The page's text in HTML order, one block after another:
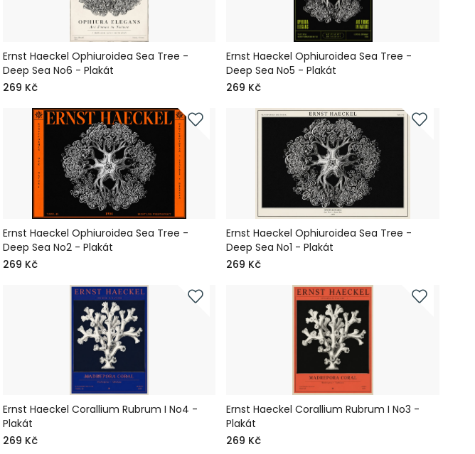
Ernst Haeckel Ophiuroidea Sea Tree -
Deep Sea No6 - Plakát
269 Kč
Ernst Haeckel Ophiuroidea Sea Tree -
Deep Sea No5 - Plakát
269 Kč
Ernst Haeckel Ophiuroidea Sea Tree -
Deep Sea No2 - Plakát
269 Kč
Ernst Haeckel Ophiuroidea Sea Tree -
Deep Sea No1 - Plakát
269 Kč
Ernst Haeckel Corallium Rubrum I No4 -
Plakát
269 Kč
Ernst Haeckel Corallium Rubrum I No3 -
Plakát
269 Kč